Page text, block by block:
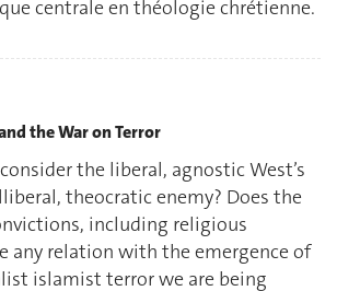
centrale en théologie chrétienne.
the War on Terror
the liberal, agnostic West’s
theocratic enemy? Does the
including religious
any relation with the emergence of
islamist terror we are being